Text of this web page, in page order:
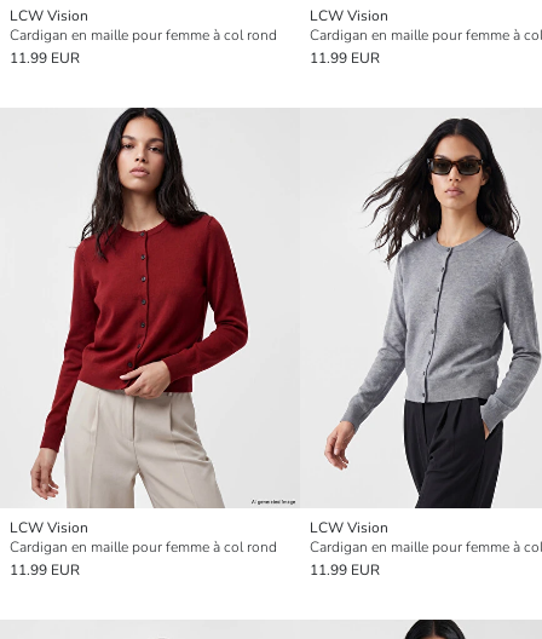
LCW Vision
Cardigan en maille pour femme à col rond
11.99 EUR
LCW Vision
Cardigan en maille pour femme à
11.99 EUR
LCW Vision
Cardigan en maille pour femme à col rond
11.99 EUR
LCW Vision
Cardigan en maille pour femme à
11.99 EUR